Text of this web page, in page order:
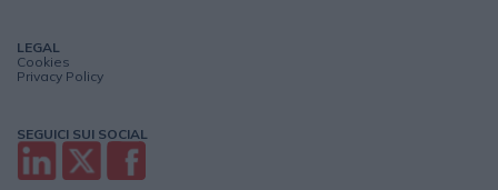
LEGAL
Cookies
Privacy Policy
SEGUICI SUI SOCIAL